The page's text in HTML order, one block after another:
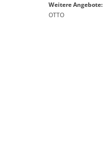
Weitere Angebote:
OTTO